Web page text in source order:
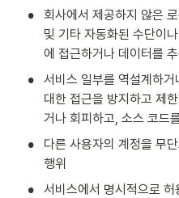
•
회사에서 제공하지 않은
및 기타 자동화된 수단이
에 접근하거나 데이터를
•
서비스 일부를 역설계하
대한 접근을 방지하고 제
거나 회피하고, 소스 코드
•
다른 사용자의 계정을 무
행위
•
서비스에서 명시적으로